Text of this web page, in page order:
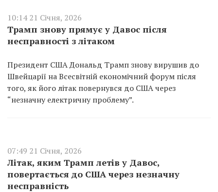
10:14 21 Січня, 2026
Трамп знову прямує у Давос після
несправності з літаком
Президент США Дональд Трамп знову вирушив до
Швейцарії на Всесвітній економічний форум після
того, як його літак повернувся до США через
“незначну електричну проблему”.
07:49 21 Січня, 2026
Літак, яким Трамп летів у Давос,
повертається до США через незначну
несправність